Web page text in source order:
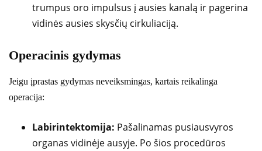
trumpus oro impulsus į ausies kanalą ir pagerina
vidinės ausies skysčių cirkuliaciją.
Operacinis gydymas
Jeigu įprastas gydymas neveiksmingas, kartais reikalinga
operacija:
Labirintektomija: Pašalinamas pusiausvyros
organas vidinėje ausyje. Po šios procedūros